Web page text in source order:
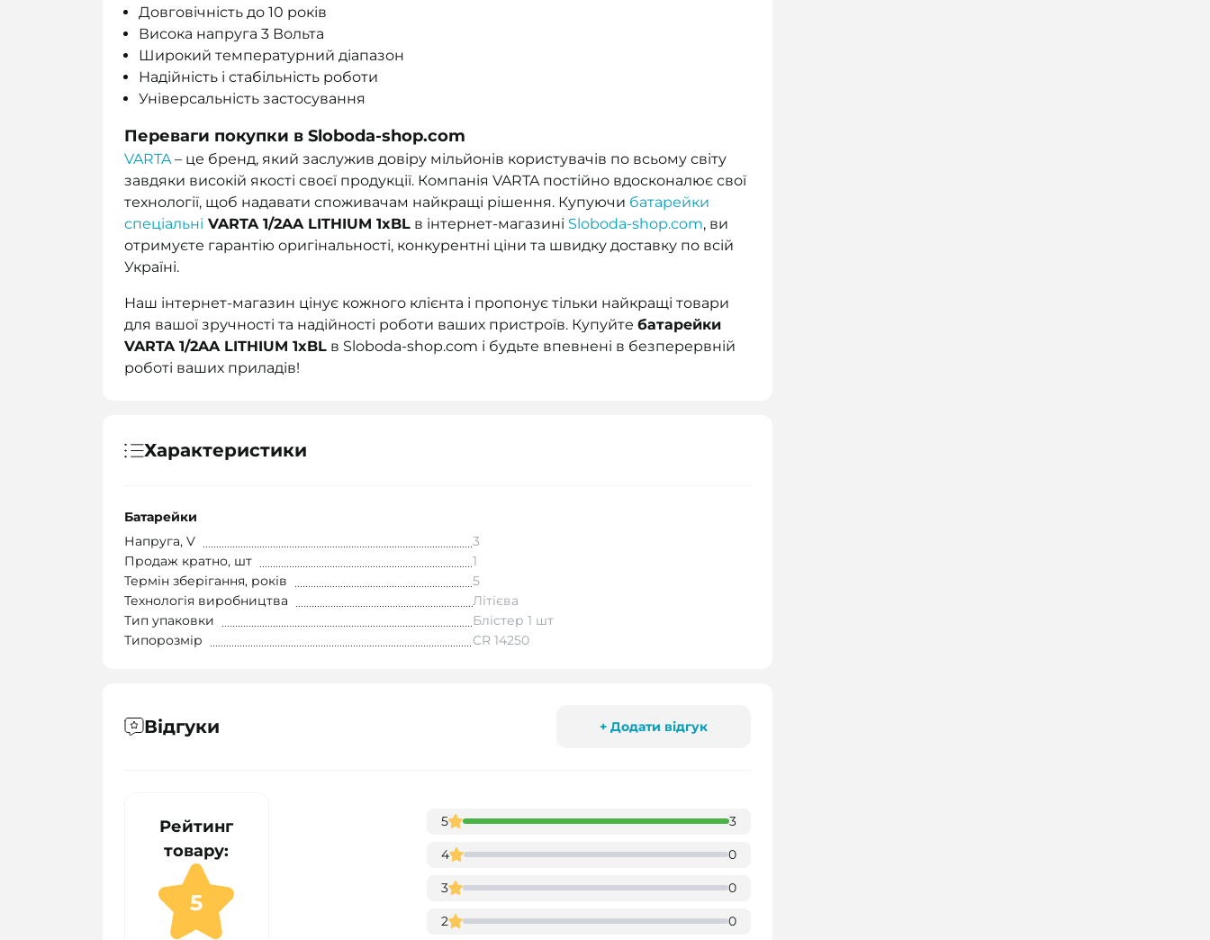
Довговічність до 10 років
Висока напруга 3 Вольта
Широкий температурний діапазон
Надійність і стабільність роботи
Універсальність застосування
Переваги покупки в Sloboda-shop.com
VARTA– це бренд, який заслужив довіру мільйонів користувачів по всьому світу
завдяки високій якості своєї продукції. Компанія VARTA постійно вдосконалює свої
технології, щоб надавати споживачам найкращі рішення. Купуючи батарейки
спеціальні VARTA 1/2AA LITHIUM 1xBL в інтернет-магазині Sloboda-shop.com, ви
отримуєте гарантію оригінальності, конкурентні ціни та швидку доставку по всій
Україні.
Наш інтернет-магазин цінує кожного клієнта і пропонує тільки найкращі товари
для вашої зручності та надійності роботи ваших пристроїв. Купуйте батарейки
VARTA 1/2AA LITHIUM 1xBL в Sloboda-shop.com і будьте впевнені в безперервній
роботі ваших приладів!
Характеристики
Батарейки
Напруга, V
3
Продаж кратно, шт
1
Термін зберігання, років
5
Технологія виробництва
Літієва
Тип упаковки
Блістер 1 шт
Типорозмір
CR 14250
Відгуки + Додати відгук
Рейтинг
товару:
5
5 3
4 0
3 0
2 0